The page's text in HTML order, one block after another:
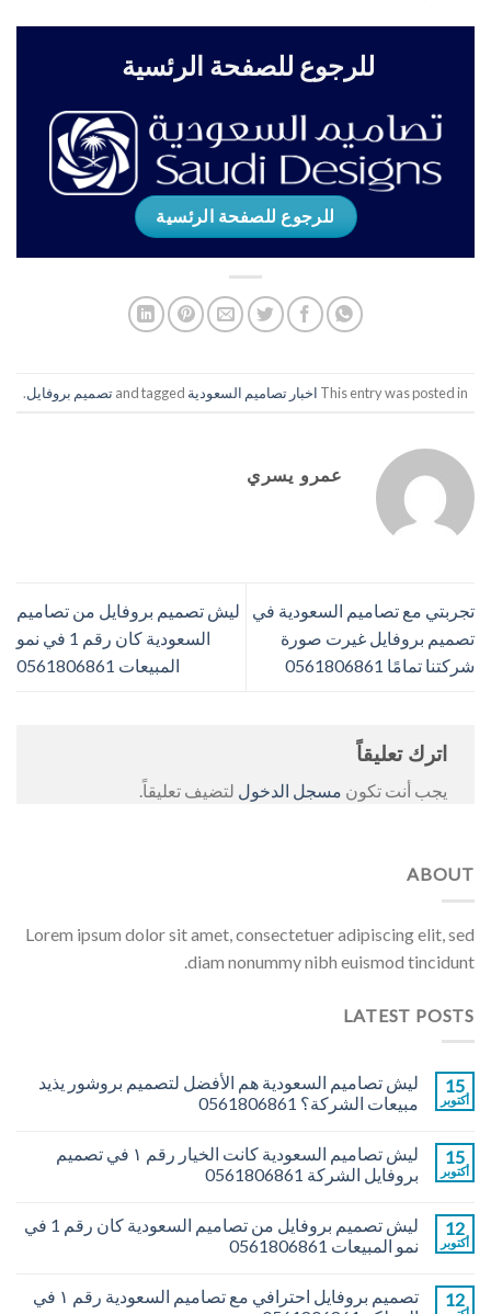
للرجوع للصفحة الرئسية
للرجوع للصفحة الرئسية
This entry was posted in اخبار تصاميم السعودية تصميم بروفايل.
عمرو يسري
تجربتي مع تصاميم السعودية في
تصميم بروفايل غيرت صورة
شركتنا تمامًا 0561806861
ليش تصميم بروفايل من تصاميم
السعودية كان رقم 1 في نمو
المبيعات 0561806861
اترك تعليقاً
يجب أنت تكون مسجل الدخول لتضيف تعليقاً.
ABOUT
Lorem ipsum dolor sit amet, consectetuer adipiscing elit, sed
diam nonummy nibh euismod tincidunt.
LATEST POSTS
15
أكتوبر
ليش تصاميم السعودية هم الأفضل لتصميم بروشور يذيد
مبيعات الشركة؟ 0561806861
15
أكتوبر
ليش تصاميم السعودية كانت الخيار رقم ١ في تصميم
بروفايل الشركة 0561806861
12
أكتوبر
ليش تصميم بروفايل من تصاميم السعودية كان رقم 1 في
نمو المبيعات 0561806861
12
تصميم بروفايل احترافي مع تصاميم السعودية رقم ١ في